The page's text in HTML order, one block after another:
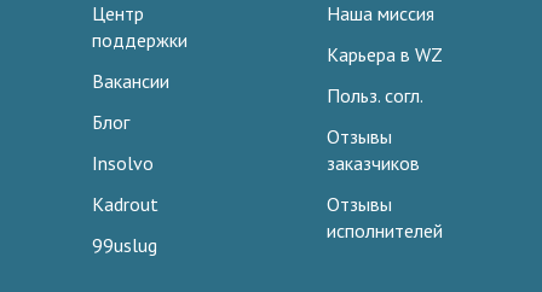
Центр
поддержки
Вакансии
Блог
Insolvo
Kadrout
99uslug
Наша миссия
Карьера в WZ
Польз. согл.
Отзывы
заказчиков
Отзывы
исполнителей